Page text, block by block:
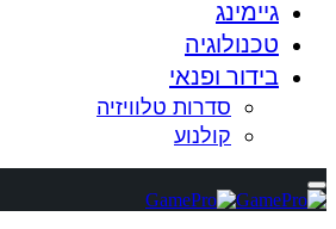
גיימינג
טכנולוגיה
בידור ופנאי
סדרות טלוויזיה
קולנוע